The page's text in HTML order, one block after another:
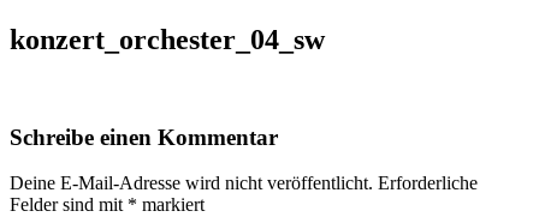
konzert_orchester_04_sw
Schreibe einen Kommentar
Deine E-Mail-Adresse wird nicht veröffentlicht. Erforderliche
Felder sind mit * markiert